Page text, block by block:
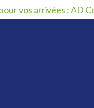
vos arrivées : AD